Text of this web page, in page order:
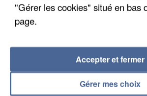
L’UN DES FONDATEURS
MAFIA INTERPELLÉ EN ALGÉRIE
"Gérer les cookies" situé en bas
page.
Gérer mes choix
Accepter et fermer